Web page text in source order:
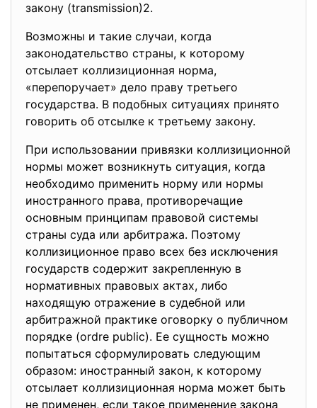
закону (transmission)2.
Возможны и такие случаи, когда
законодательство страны, к которому
отсылает коллизиционная норма,
«перепоручает» дело праву третьего
государства. В подобных ситуациях принято
говорить об отсылке к третьему закону.
При использовании привязки коллизиционной
нормы может возникнуть ситуация, когда
необходимо применить норму или нормы
иностранного права, противоречащие
основным принципам правовой системы
страны суда или арбитража. Поэтому
коллизиционное право всех без исключения
государств содержит закрепленную в
нормативных правовых актах, либо
находящую отражение в судебной или
арбитражной практике оговорку о публичном
порядке (ordre public). Ее сущность можно
попытаться сформулировать следующим
образом: иностранный закон, к которому
отсылает коллизиционная норма может быть
не применен, если такое применение закона